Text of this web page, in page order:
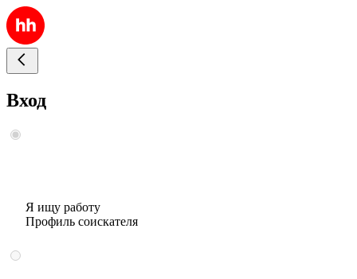
Вход
Я ищу работу
Профиль соискателя